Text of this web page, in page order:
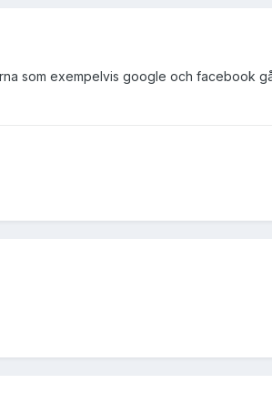
som exempelvis google och facebook